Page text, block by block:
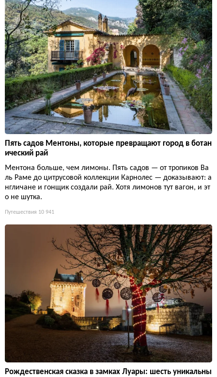
Пять садов Ментоны, которые превращают город в ботан
ический рай
Ментона больше, чем лимоны. Пять садов — от тропиков Ва
ль Раме до цитрусовой коллекции Карнолес — доказывают: а
нгличане и гонщик создали рай. Хотя лимонов тут вагон, и эт
о не шутка.
Путешествия 10 941
Рождественская сказка в замках Луары: шесть уникальны